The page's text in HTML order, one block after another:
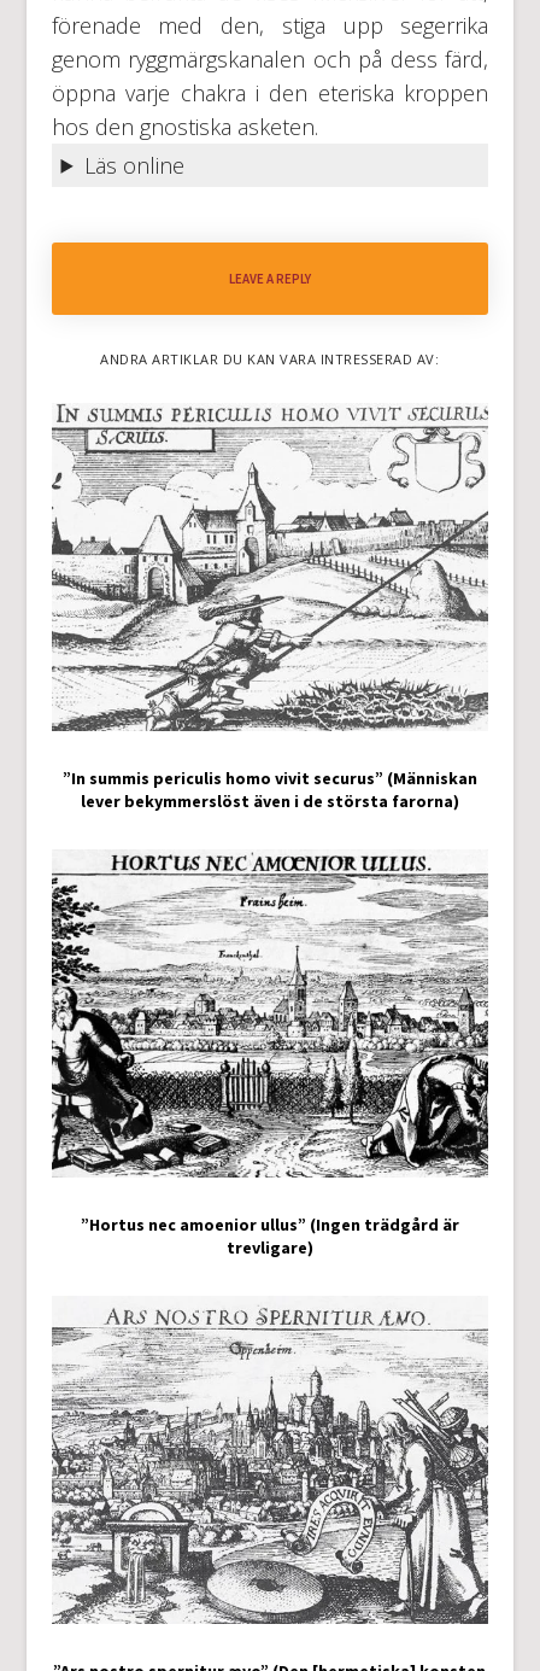
förenade med den, stiga upp segerrika
genom ryggmärgskanalen och på dess färd,
öppna varje chakra i den eteriska kroppen
hos den gnostiska asketen.
Läs online
LEAVE A REPLY
ANDRA ARTIKLAR DU KAN VARA INTRESSERAD AV:
”In summis periculis homo vivit securus” (Människan
lever bekymmerslöst även i de största farorna)
”Hortus nec amoenior ullus” (Ingen trädgård är
trevligare)